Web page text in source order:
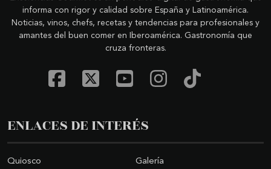
informa con rigor y calidad sobre España y Latinoamérica.
Noticias, vinos, chefs, recetas y tendencias para profesionales y
amantes del buen comer en Iberoamérica. Gastronomía que
cruza fronteras.
ENLACES DE INTERÉS
Quiosco Galería